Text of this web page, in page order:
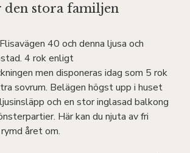
stora familjen
40 och denna ljusa och
4 rok enligt
men disponeras idag som 5 rok
sovrum. Belägen högst upp i huset
och en stor inglasad balkong
Här kan du njuta av fri
året om.